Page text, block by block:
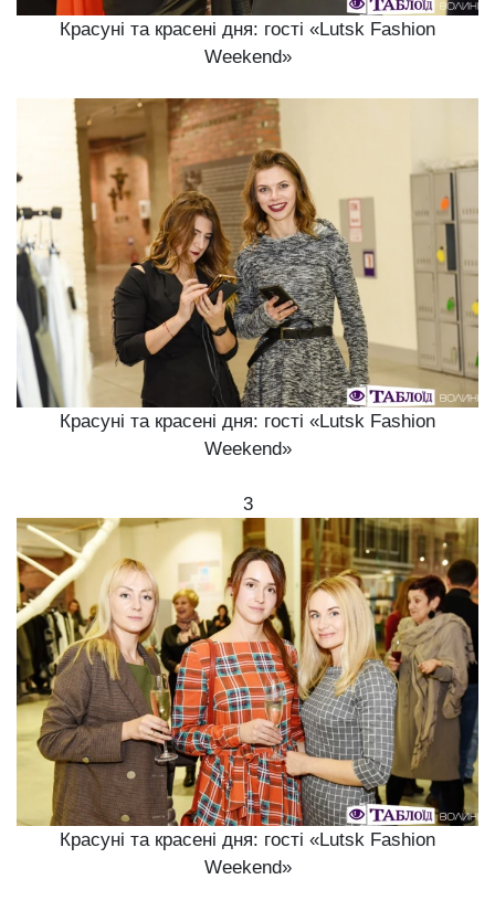
Красуні та красені дня: гості «Lutsk Fashion
Weekend»
Красуні та красені дня: гості «Lutsk Fashion
Weekend»
3
Красуні та красені дня: гості «Lutsk Fashion
Weekend»